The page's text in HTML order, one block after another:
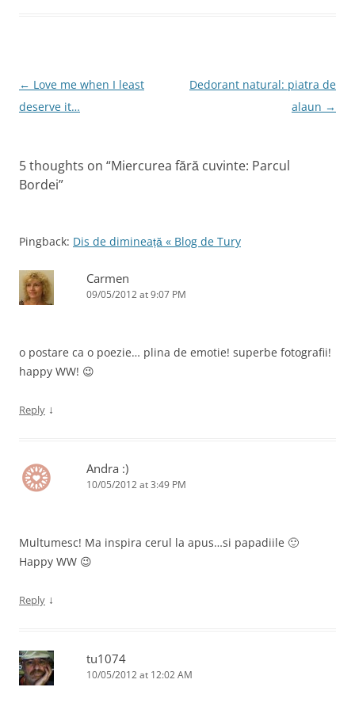
k
Post
navigation
← Love me when I least
deserve it…
Dedorant natural: piatra de
alaun →
5 thoughts on “Miercurea fără cuvinte: Parcul
Bordei”
Pingback: Dis de dimineață « Blog de Tury
Carmen
09/05/2012 at 9:07 PM
o postare ca o poezie… plina de emotie! superbe fotografii!
happy WW! 😉
Reply ↓
Andra :)
10/05/2012 at 3:49 PM
Multumesc! Ma inspira cerul la apus…si papadiile 🙂
Happy WW 😉
Reply ↓
tu1074
10/05/2012 at 12:02 AM